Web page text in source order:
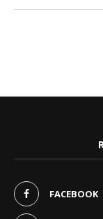
FACEBOOK